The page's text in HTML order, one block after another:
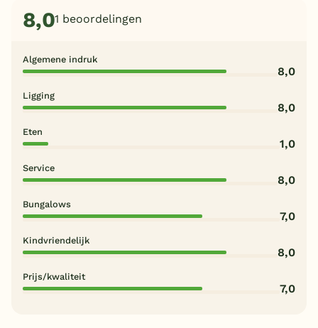
8,01 beoordelingen
Algemene indruk
8,0
Ligging
8,0
Eten
1,0
Service
8,0
Bungalows
7,0
Kindvriendelijk
8,0
Prijs/kwaliteit
7,0